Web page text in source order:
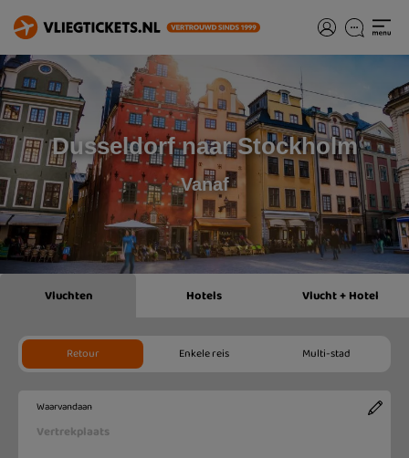
Dusseldorf naar Stockholm
Vanaf